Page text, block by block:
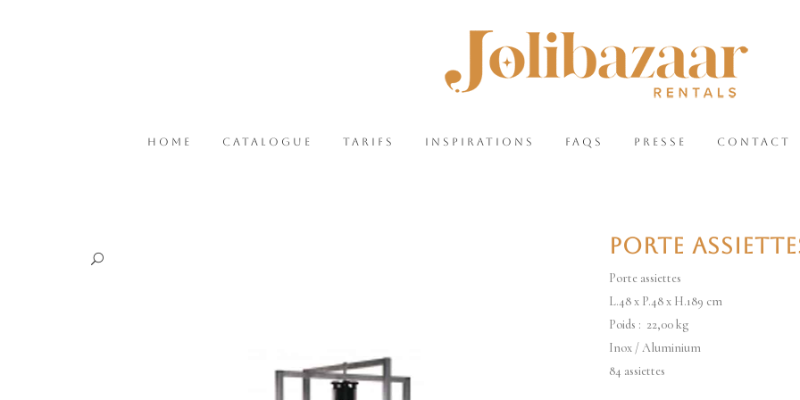
HOME CATALOGUE TARIFS INSPIRATIONS FAQS PRESSE CONTACT
PORTE
Porte assiettes
L.48 x P.48 x H.189 cm
Poids : 22,00 kg
Inox / Aluminium
84 assiettes